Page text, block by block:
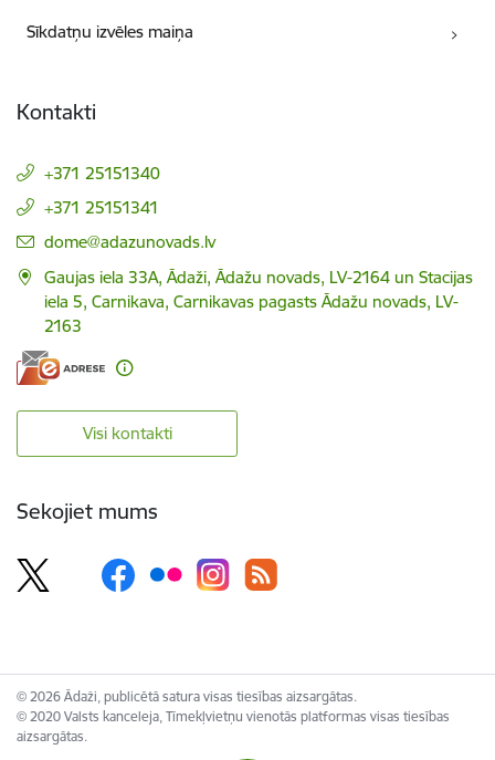
Sīkdatņu izvēles maiņa
Kontakti
+371 25151340
+371 25151341
E-pasts:
dome@adazunovads.lv
Gaujas iela 33A, Ādaži, Ādažu novads, LV-2164 un Stacijas
iela 5, Carnikava, Carnikavas pagasts Ādažu novads, LV-
2163
Visi kontakti
Sekojiet mums
© 2026 Ādaži, publicētā satura visas tiesības aizsargātas.
© 2020 Valsts kanceleja, Tīmekļvietņu vienotās platformas visas tiesības
aizsargātas.